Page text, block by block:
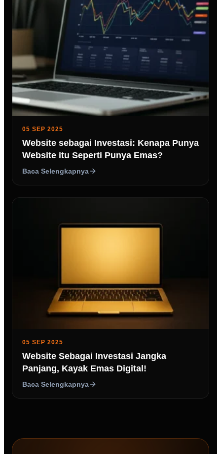
05 SEP 2025
Website sebagai Investasi: Kenapa Punya
Website itu Seperti Punya Emas?
Baca Selengkapnya
05 SEP 2025
Website Sebagai Investasi Jangka
Panjang, Kayak Emas Digital!
Baca Selengkapnya